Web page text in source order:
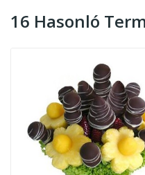
16 Hasonló